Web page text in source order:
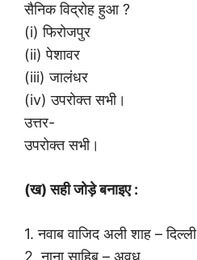
सैनिक विद्रोह हुआ ?
(i) फिरोजपुर
(ii) पेशावर
(iii) जालंधर
(iv) उपरोक्त सभी।
उत्तर-
उपरोक्त सभी।
(ख) सही जोड़े बनाइए :
1. नवाब वाजिद अली शाह – दिल्ली
2. नाना साहिब – अवध